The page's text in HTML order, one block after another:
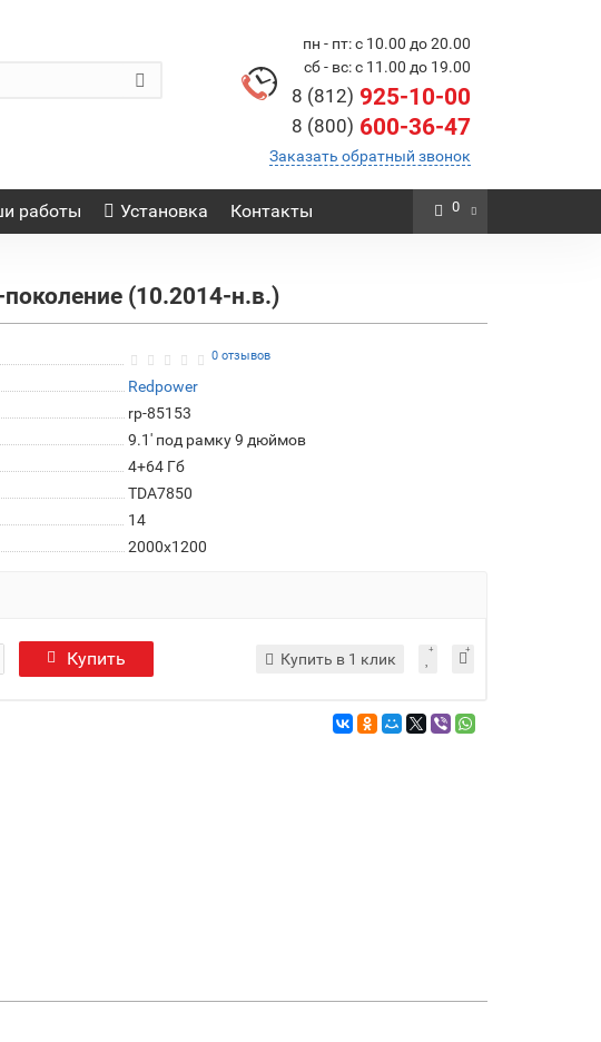
пн - пт: с 10.00 до 20.00
сб - вс: с 11.00 до 19.00
8 (812) 925-10-00
8 (800) 600-36-47
Заказать обратный звонок
работы Установка Контакты 0
(10.2014-н.в.)
0 отзывов
Redpower
rp-85153
9.1' под рамку 9 дюймов
4+64 Гб
TDA7850
14
2000x1200
Купить Купить в 1 клик